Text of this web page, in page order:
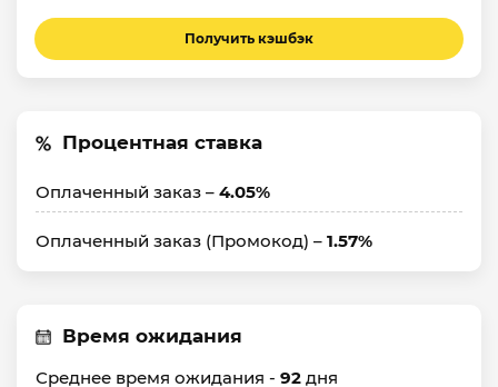
Получить кэшбэк
Процентная ставка
Оплаченный заказ – 4.05%
Оплаченный заказ (Промокод) – 1.57%
Время ожидания
Среднее время ожидания - 92 дня